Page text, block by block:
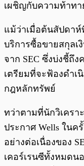
เผชิญกับความท้าท
แม้ว่าเมื่อต้นสัปดาห์
บริการซื้อขายสกุลเ
จาก SEC ซึ่งบ่งชี้ถึ
เตรียมที่จะฟ้องดำเ
กฎหลักทรัพย์
ทว่าตามที่นักวิเคราะ
ประกาศ Wells ใน
อย่างต่อเนื่องของ
เคอร์เรนซีทั้งหมดน